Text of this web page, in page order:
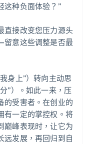
这种负面体验？”
直接改变您压力源头
意这些调整是否最
身上”）转向主动思
”）。如此一来，压
的受害者。在创业的
有一定的掌控权。将
巅峰表现时，让它为
远发展，再回归到自